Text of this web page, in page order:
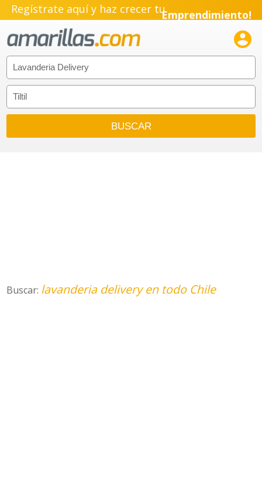
Regístrate aquí y haz crecer tuEmprendimiento!

Buscar: lavanderia delivery en todo Chile